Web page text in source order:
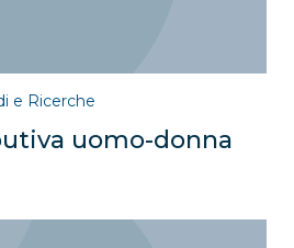
uomo-donna
e Ricerche